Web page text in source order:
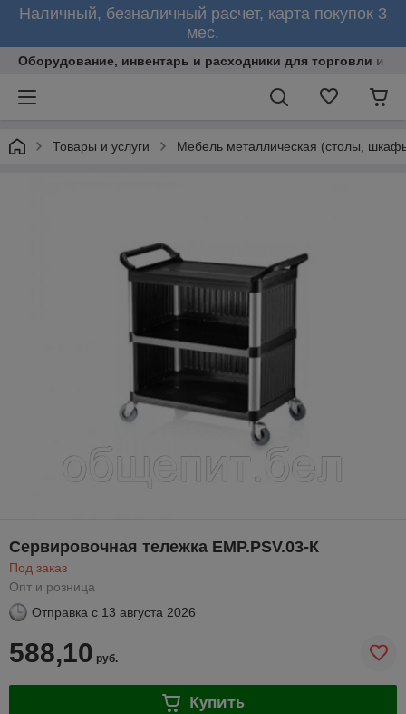
Наличный, безналичный расчет, карта покупок 3
мес.
Оборудование, инвентарь и расходники для торговли и
Товары и услуги Мебель металлическая (столы,
Сервировочная тележка EMP.PSV.03-К
Под заказ
Опт и розница
Отправка с 13 августа 2026
588,10 руб.
Купить